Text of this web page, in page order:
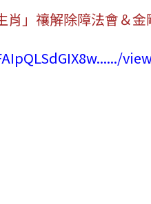
肖」禳解除障法會＆